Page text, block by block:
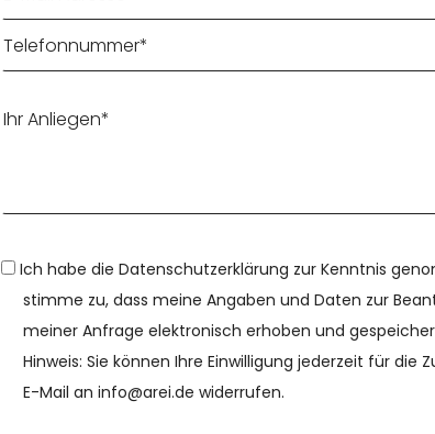
Ich habe die Datenschutzerklärung zur Kenntnis
stimme zu, dass meine Angaben und Daten zur
meiner Anfrage elektronisch erhoben und
Hinweis: Sie können Ihre Einwilligung jederzeit für die
E-Mail an info@arei.de widerrufen.